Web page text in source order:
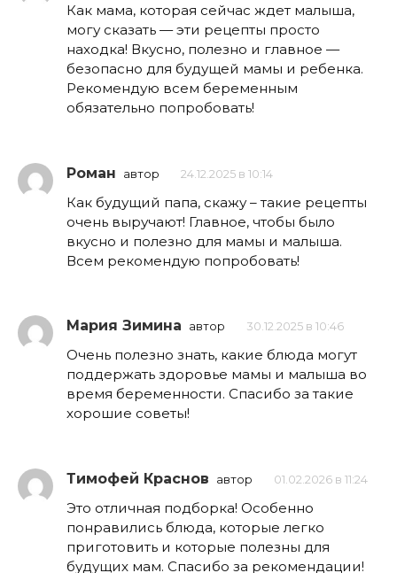
Как мама, которая сейчас ждет малыша,
могу сказать — эти рецепты просто
находка! Вкусно, полезно и главное —
безопасно для будущей мамы и ребенка.
Рекомендую всем беременным
обязательно попробовать!
Роман автор 24.12.2025 в 10:14
Как будущий папа, скажу – такие рецепты
очень выручают! Главное, чтобы было
вкусно и полезно для мамы и малыша.
Всем рекомендую попробовать!
Мария Зимина автор 30.12.2025 в 10:46
Очень полезно знать, какие блюда могут
поддержать здоровье мамы и малыша во
время беременности. Спасибо за такие
хорошие советы!
Тимофей Краснов автор 01.02.2026 в 11:24
Это отличная подборка! Особенно
понравились блюда, которые легко
приготовить и которые полезны для
будущих мам. Спасибо за рекомендации!